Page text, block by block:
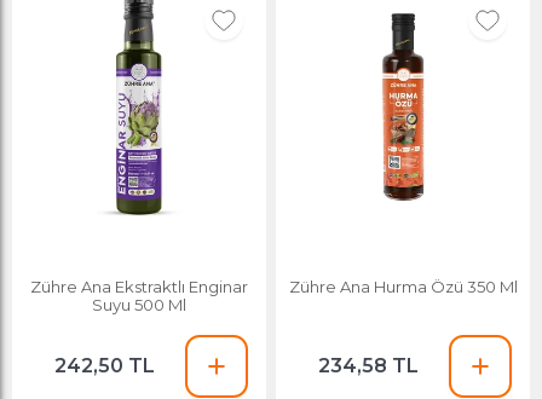
Zühre Ana Ekstraktlı Enginar
Suyu 500 Ml
242,50 TL
Zühre Ana Hurma Özü 350 Ml
234,58 TL